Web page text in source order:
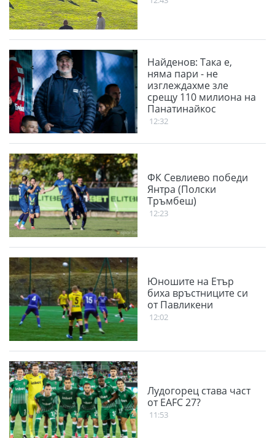
Найденов: Така е,
няма пари - не
изглеждахме зле
срещу 110 милиона на
Панатинайкос
12:32
ФК Севлиево победи
Янтра (Полски
Тръмбеш)
12:23
Юношите на Етър
биха връстниците си
от Павликени
12:02
Лудогорец става част
от EAFC 27?
11:53